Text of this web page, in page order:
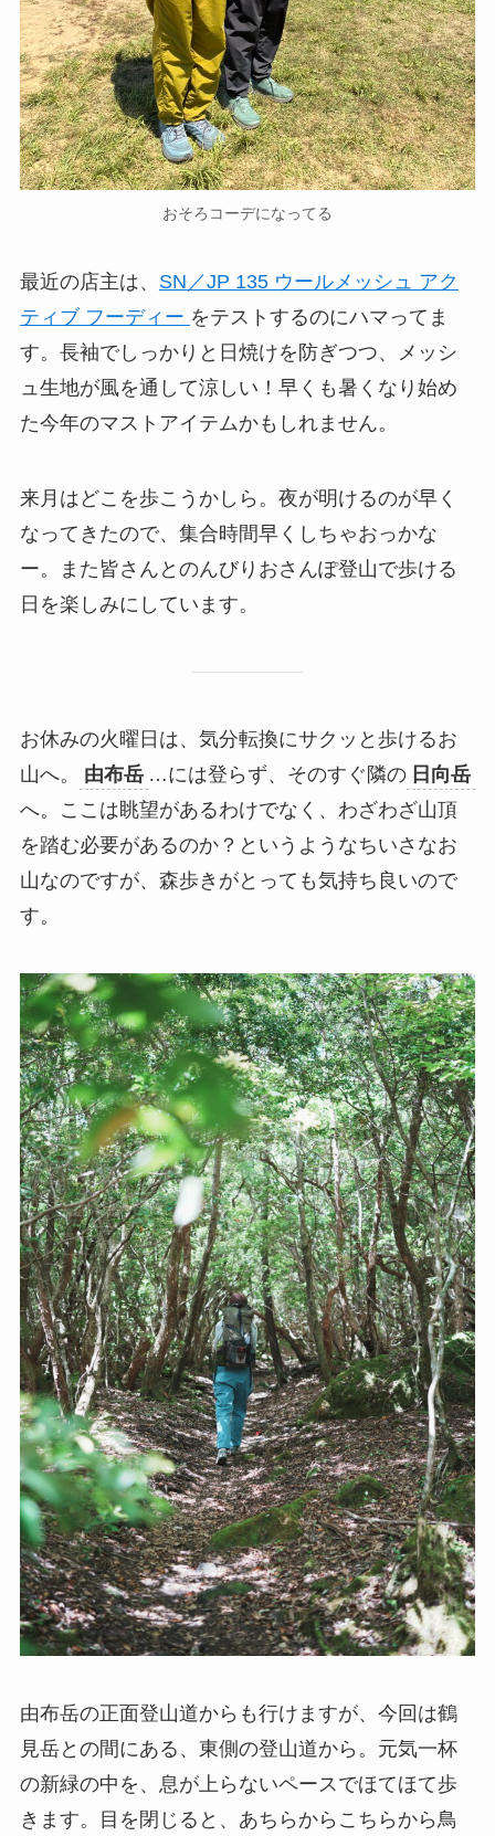
おそろコーデになってる
最近の店主は、 SN／JP 135 ウールメッシュ アク
ティブ フーディー をテストするのにハマってま
す。長袖でしっかりと日焼けを防ぎつつ、メッシ
ュ生地が風を通して涼しい！早くも暑くなり始め
た今年のマストアイテムかもしれません。
来月はどこを歩こうかしら。夜が明けるのが早く
なってきたので、集合時間早くしちゃおっかな
ー。また皆さんとのんびりおさんぽ登山で歩ける
日を楽しみにしています。
お休みの火曜日は、気分転換にサクッと歩けるお
山へ。
由布岳 …には登らず、そのすぐ隣の 日向岳
へ。ここは眺望があるわけでなく、わざわざ山頂
を踏む必要があるのか？というようなちいさなお
山なのですが、森歩きがとっても気持ち良いので
す。
由布岳の正面登山道からも行けますが、今回は鶴
見岳との間にある、東側の登山道から。元気一杯
の新緑の中を、息が上らないペースでほてほて歩
きます。目を閉じると、あちらからこちらから鳥